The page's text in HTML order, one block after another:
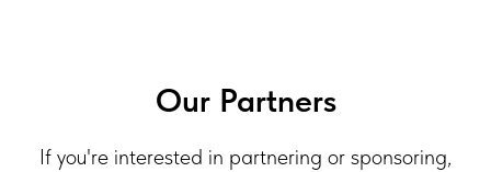
Our Partners
If you're interested in partnering or sponsoring,